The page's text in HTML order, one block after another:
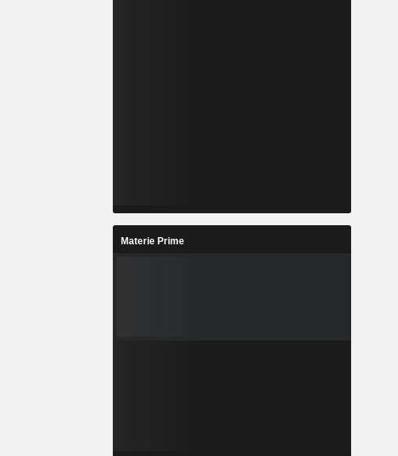
Materie Prime